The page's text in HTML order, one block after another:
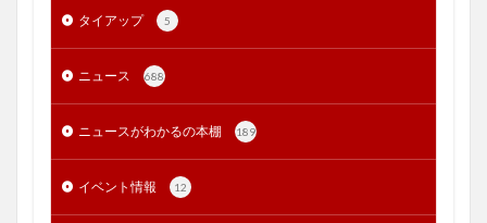
タイアップ 5
ニュース 688
ニュースがわかるの本棚 189
イベント情報 12